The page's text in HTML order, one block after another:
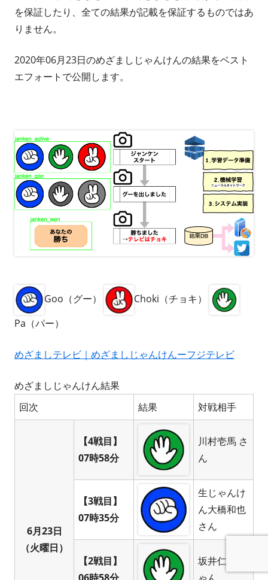
を保証したり、全ての結果が記載を保証するものではあ
りません。
2020年06月23日のめざましじゃんけんの結果をベスト
エフォートで公開します。
Goo（グー）
Choki（チョキ）
Pa（パー）
めざましテレビ｜めざましじゃんけんーフジテレビ
めざましじゃんけん結果
回次
結果 対戦相手
6月23日
（火曜日）
【4戦目】
07時58分
川村壱馬 さ
ん
【3戦目】
07時35分
生じゃんけ
ん大橋和也
さん
【2戦目】
坂井仁香 ち